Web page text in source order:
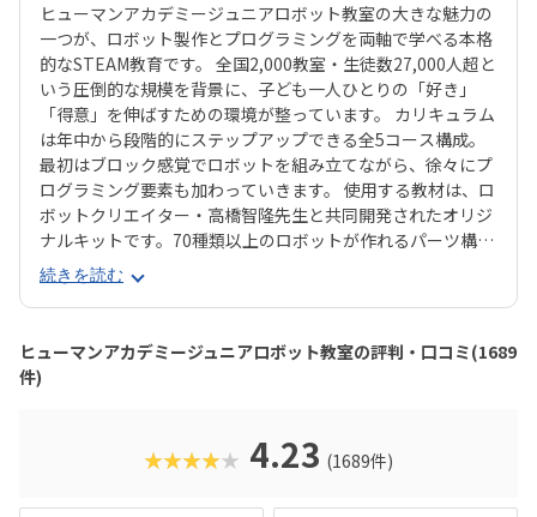
ヒューマンアカデミージュニアロボット教室の大きな魅力の
一つが、ロボット製作とプログラミングを両軸で学べる本格
的なSTEAM教育です。 全国2,000教室・生徒数27,000人超と
いう圧倒的な規模を背景に、子ども一人ひとりの「好き」
「得意」を伸ばすための環境が整っています。 カリキュラム
は年中から段階的にステップアップできる全5コース構成。
最初はブロック感覚でロボットを組み立てながら、徐々にプ
ログラミング要素も加わっていきます。 使用する教材は、ロ
ボットクリエイター・高橋智隆先生と共同開発されたオリジ
ナルキットです。70種類以上のロボットが作れるパーツ構成
で、飽きずに続けやすい点も特徴です。 月2回の90分授業で
は、ロボットを完成させる「基本製作」と、オリジナル改造
に挑戦する「応用実践」を繰り返す設計。子どもたちは毎
回、新しい達成感と成長を実感できる仕組みになっていま
す。 自ら考え、試行錯誤しながらロボットを動かす経験は、
創造力や論理的思考力を育むだけでなく、学ぶ楽しさそのも
続きを読む
ヒューマンアカデミージュニアロボット教室の評判・口コミ(1689
件)
★★★★★ 4.23 (1689件)